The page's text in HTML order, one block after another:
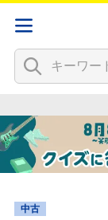
中古